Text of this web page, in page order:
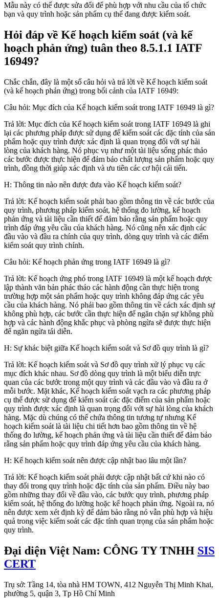
Mẫu này có thể được sửa đổi để phù hợp với nhu cầu của tổ chức
bạn và quy trình hoặc sản phẩm cụ thể đang được kiểm soát.
Hỏi đáp về Kế hoạch kiểm soát (và kế
hoạch phản ứng) tuân theo 8.5.1.1 IATF
16949?
Chắc chắn, đây là một số câu hỏi và trả lời về Kế hoạch kiểm soát
(và kế hoạch phản ứng) trong bối cảnh của IATF 16949:
Câu hỏi: Mục đích của Kế hoạch kiểm soát trong IATF 16949 là gì?
Trả lời: Mục đích của Kế hoạch kiểm soát trong IATF 16949 là ghi
lại các phương pháp được sử dụng để kiểm soát các đặc tính của sản
phẩm hoặc quy trình được xác định là quan trọng đối với sự hài
lòng của khách hàng. Nó phục vụ như một tài liệu sống phác thảo
các bước được thực hiện để đảm bảo chất lượng sản phẩm hoặc quy
trình, đồng thời giúp xác định và ưu tiên các cơ hội cải tiến.
H: Thông tin nào nên được đưa vào Kế hoạch kiểm soát?
Trả lời: Kế hoạch kiểm soát phải bao gồm thông tin về các bước của
quy trình, phương pháp kiểm soát, hệ thống đo lường, kế hoạch
phản ứng và tài liệu cần thiết để đảm bảo rằng sản phẩm hoặc quy
trình đáp ứng yêu cầu của khách hàng. Nó cũng nên xác định các
đầu vào và đầu ra chính của quy trình, dòng quy trình và các điểm
kiểm soát quy trình chính.
Câu hỏi: Kế hoạch phản ứng trong IATF 16949 là gì?
Trả lời: Kế hoạch ứng phó trong IATF 16949 là một kế hoạch được
lập thành văn bản phác thảo các hành động cần thực hiện trong
trường hợp một sản phẩm hoặc quy trình không đáp ứng các yêu
cầu của khách hàng. Nó phải bao gồm thông tin về cách xác định sự
không phù hợp, các bước cần thực hiện để ngăn chặn sự không phù
hợp và các hành động khắc phục và phòng ngừa sẽ được thực hiện
để ngăn ngừa tái diễn.
H: Sự khác biệt giữa Kế hoạch kiểm soát và Sơ đồ quy trình là gì?
Trả lời: Kế hoạch kiểm soát và Sơ đồ quy trình xử lý phục vụ các
mục đích khác nhau. Sơ đồ dòng quy trình là một biểu diễn trực
quan của các bước trong một quy trình và các đầu vào và đầu ra ở
mỗi bước. Mặt khác, Kế hoạch kiểm soát vạch ra các phương pháp
cụ thể được sử dụng để kiểm soát các đặc điểm của sản phẩm hoặc
quy trình được xác định là quan trọng đối với sự hài lòng của khách
hàng. Mặc dù chúng có thể chứa thông tin tương tự nhưng Kế
hoạch kiểm soát là tài liệu chi tiết hơn bao gồm thông tin về hệ
thống đo lường, kế hoạch phản ứng và tài liệu cần thiết để đảm bảo
rằng sản phẩm hoặc quy trình đáp ứng yêu cầu của khách hàng.
H: Kế hoạch kiểm soát nên được cập nhật bao lâu một lần?
Trả lời: Kế hoạch kiểm soát phải được cập nhật bất cứ khi nào có
thay đổi trong quy trình hoặc đặc tính của sản phẩm. Điều này bao
gồm những thay đổi về đầu vào, các bước quy trình, phương pháp
kiểm soát, hệ thống đo lường hoặc kế hoạch phản ứng. Ngoài ra, nó
nên được xem xét định kỳ để đảm bảo rằng nó vẫn phù hợp và hiệu
quả trong việc kiểm soát các đặc tính quan trọng của sản phẩm hoặc
quy trình.
Đại diện Việt Nam: CÔNG TY TNHH SIS
CERT
Trụ sở: Tầng 14, tòa nhà HM TOWN, 412 Nguyễn Thị Minh Khai,
phường 5, quận 3, Tp Hồ Chí Minh